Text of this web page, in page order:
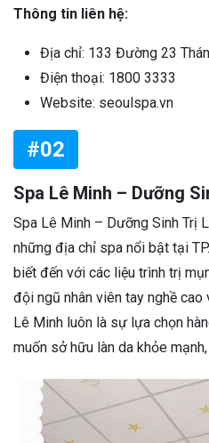
Thông tin liên hệ:
Địa chỉ: 133 Đường 23
Điện thoại: 1800 3333
Website: seoulspa.vn
#02
Spa Lê Minh – Dưỡng
Spa Lê Minh – Dưỡng Sinh Trị
những địa chỉ spa nổi bật tại
biết đến với các liệu trình trị
đội ngũ nhân viên tay nghề cao
Lê Minh luôn là sự lựa chọn
muốn sở hữu làn da khỏe